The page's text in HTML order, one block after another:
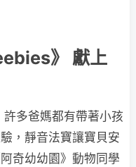
》 獻上
多爸媽都有帶著小孩
，靜音法寶讓寶貝安
奇幼幼園》動物同學